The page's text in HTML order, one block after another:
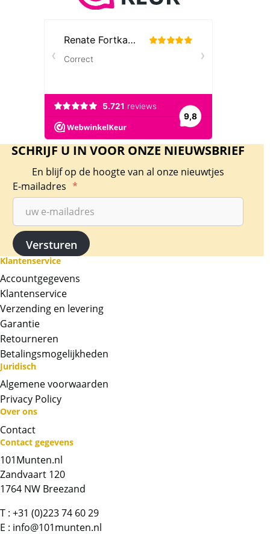
Neem contact op met op!
Whatsapp ons!
SCHRIJF U IN VOOR ONZE NIEUWSBRIEF
En blijf op de hoogte van al onze nieuwtjes
E-mailadres *
Klantenservice
Accountgegevens
Klantenservice
Verzending en levering
Garantie
Retourneren
Betalingsmogelijkheden
Juridisch
Algemene voorwaarden
Privacy Policy
Over ons
Contact
Contact gegevens
101Munten.nl
Zandvaart 120
1764 NW Breezand
T : +31 (0)223 74 60 29
E : info@101munten.nl